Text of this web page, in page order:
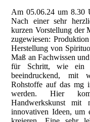
Am 05.06.24 um 8.30
Nach einer sehr
kurzen Vorstellung der
zugewiesen:
Herstellung von
Maß an Fachwissen
für Schritt, wie ein
beeindruckend, mit
Rohstoffe auf das mg
werden. Hier
Handwerkskunst mit
innovativen Ideen, um